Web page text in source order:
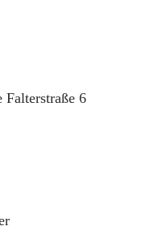
Falterstraße 6